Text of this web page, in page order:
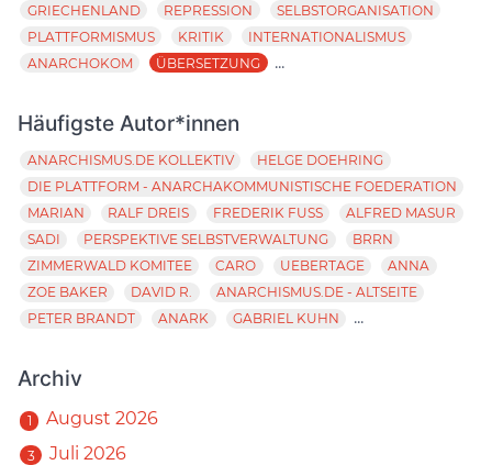
GRIECHENLAND
REPRESSION
SELBSTORGANISATION
PLATTFORMISMUS
KRITIK
INTERNATIONALISMUS
ANARCHOKOM
ÜBERSETZUNG ...
Häufigste Autor*innen
ANARCHISMUS.DE KOLLEKTIV
HELGE DOEHRING
DIE PLATTFORM - ANARCHAKOMMUNISTISCHE FOEDERATION
MARIAN
RALF DREIS FREDERIK FUSS
ALFRED MASUR
SADI
PERSPEKTIVE SELBSTVERWALTUNG
BRRN
ZIMMERWALD KOMITEE
CARO UEBERTAGE
ANNA
ZOE BAKER
DAVID R.
ANARCHISMUS.DE - ALTSEITE
PETER BRANDT
ANARK GABRIEL KUHN ...
Archiv
1 August 2026
3 Juli 2026